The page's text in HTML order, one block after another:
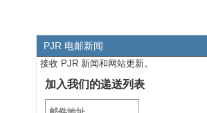
PJR 电邮新闻
接收 PJR 新闻和网站更新。
加入我们的递送列表